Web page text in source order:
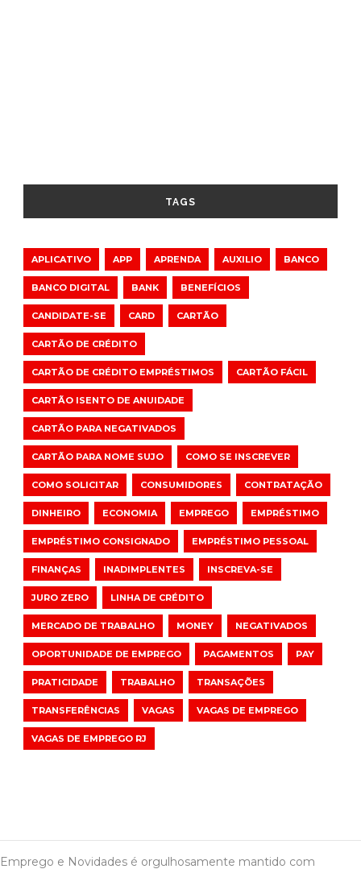
TAGS
APLICATIVO APP APRENDA AUXILIO BANCO
BANCO DIGITAL BANK BENEFÍCIOS
CANDIDATE-SE CARD CARTÃO
CARTÃO DE CRÉDITO
CARTÃO DE CRÉDITO EMPRÉSTIMOS CARTÃO FÁCIL
CARTÃO ISENTO DE ANUIDADE
CARTÃO PARA NEGATIVADOS
CARTÃO PARA NOME SUJO COMO SE INSCREVER
COMO SOLICITAR CONSUMIDORES CONTRATAÇÃO
DINHEIRO ECONOMIA EMPREGO EMPRÉSTIMO
EMPRÉSTIMO CONSIGNADO EMPRÉSTIMO PESSOAL
FINANÇAS INADIMPLENTES INSCREVA-SE
JURO ZERO LINHA DE CRÉDITO
MERCADO DE TRABALHO MONEY NEGATIVADOS
OPORTUNIDADE DE EMPREGO PAGAMENTOS PAY
PRATICIDADE TRABALHO TRANSAÇÕES
TRANSFERÊNCIAS VAGAS VAGAS DE EMPREGO
VAGAS DE EMPREGO RJ
Emprego e Novidades é orgulhosamente mantido com